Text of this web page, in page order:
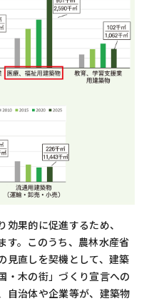
果的に促進するため、
す。このうち、農林水産省
見直しを契機として、建築
・木の街」づくり宣言への
自治体や企業等が、建築物